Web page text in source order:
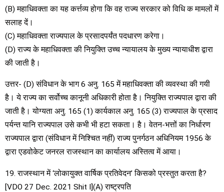
(B) महाधिवक्ता का यह कर्त्तव्य होगा कि वह राज्य सरकार को विधि क मामलों में
सलाह दें।
(C) महाधिवक्ता राज्यपाल के प्रसादपर्यंत पदधारण करेगा।
(D) राज्य के महाधिवक्ता की नियुक्ति उच्च न्यायालय के मुख्य न्यायाधीश द्वारा
की जाती है।
उत्तर- (D) संविधान के भाग 6 अनु. 165 में महाधिवक्ता की व्यवस्था की गयी
है। ये राज्य का सर्वोच्च कानूनी अधिकारी होता है। नियुक्ति राज्यपाल द्वारा की
जाती है। योग्यता अनु. 165 (1) कार्यकाल अनु. 165 (3) राज्यपाल के प्रसाद
पर्यन्त यानि राज्यपाल उसे कभी भी हटा सकता। है। वेतन-भत्तों का निर्धारण
राज्यपाल द्वारा (संविधान में निश्चित नहीं) राज्य पुनर्गठन अधिनियम 1956 के
द्वारा एडवोकेट जनरल राजस्थान का कार्यालय अस्तित्व में आया।
19. राजस्थान में ‘लोकायुक्त वार्षिक प्रतिवेदन’ किसको प्रस्तुत करता है?
[VDO 27 Dec. 2021 Shit I](A) राष्ट्रपति